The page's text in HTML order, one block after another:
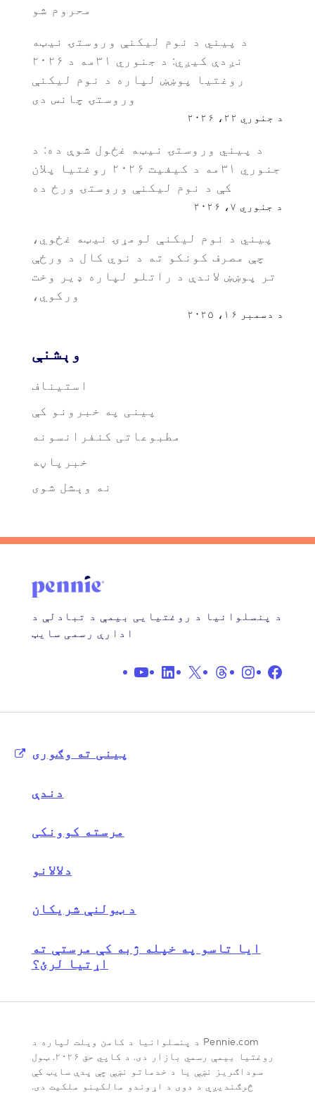
محروم شو
د پیني د نوم لیکنې وروستۍ نیټه
نږدې کیږي: د جنوري ۳۱مه د ۲۰۲۶
روغتیا پوښښ لپاره د نوم لیکنې
وروستۍ چانس دی
د جنوري ۲۲، ۲۰۲۶
د پیني وروستۍ نیټه غځول شوې ده: د
جنوري ۳۱مه د کیفیت ۲۰۲۶ روغتیا پلان
کې د نوم لیکنې وروستۍ ورځ ده
د جنوري ۷، ۲۰۲۶
پیني د نوم لیکنې لومړۍ نیټه غځوي،
چې مصرف کونکو ته د نوي کال د ورځې
تر پوښښ لاندې د راتلو لپاره ډیر وخت
ورکوي،
د دسمبر ۱۶، ۲۰۲۵
وېشنې
استیناف
پینی په خبرونو کې
مطبوعاتی کنفرانسونه
خبرپاڼه
نه وېشل شوی
د پنسلوانیا د روغتیایی بیمې د تبادلې د
ادارې رسمی سایټ
فیس بوک
انسټاګرم
موضوعی
X لینکداین
یو تیوب
پینی ته وګوری
دندې
مرسته کوونکی
دلالانو
د ټولنې شریکان
ایا تاسو په خپله ژبه کې مرستې ته
اړتیا لرئ؟
Pennie.com د پنسلوانیا د کامن ویلت لپاره د
روغتیا بیمې رسمي بازار دی. د کاپي حق ۲۰۲۶. ټول
سوداګریز نښې یا د خدماتو نښې چې پدې سایټ کې
څرګندیږي د دوی د اړوندو مالکینو ملکیت دی.